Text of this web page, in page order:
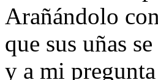
Arañándolo
que sus uñas
y a mi